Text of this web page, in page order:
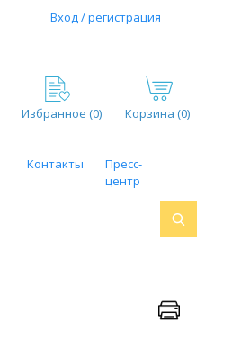
Вход / регистрация
Избранное (0) Корзина (0)
Контакты
Пресс-
центр